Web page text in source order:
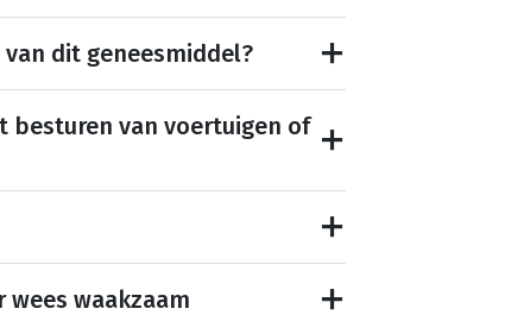
dit geneesmiddel?
besturen van voertuigen of
wees waakzaam